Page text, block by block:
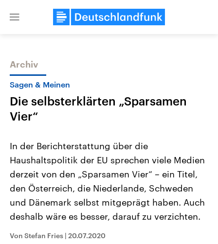
Close
Themen
Landtagswahl Sachsen-Anhalt
2026
Alle Informationen
Sachsen-Anhalt wählt am 6.
September 2026 einen neuen
Landtag. Seit 2021 wird das
Bundesland von einer Koalition aus
Umfragen, Prognosen,
Wahlprogramme, aktuelle Berichte
USA
Aktuelle Beiträge,
Hintergründe
Wirtschaftlich und
gehören die Vereinigten
den mächtigsten Ländern
mit großem Einfluss auf
Archiv
Sagen & Meinen
Die selbsterklärten „Sparsamen
Vier“
In der Berichterstattung über die
Haushaltspolitik der EU sprechen viele Medien
derzeit von den „Sparsamen Vier“ – ein Titel,
den Österreich, die Niederlande, Schweden
und Dänemark selbst mitgeprägt haben. Auch
deshalb wäre es besser, darauf zu verzichten.
Von Stefan Fries | 20.07.2020